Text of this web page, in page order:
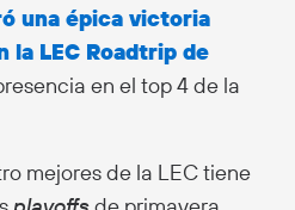
una épica victoria
la LEC Roadtrip de
en el top 4 de la
mejores de la LEC tiene